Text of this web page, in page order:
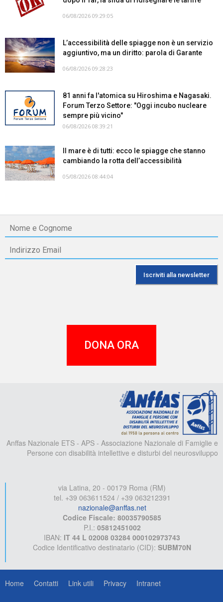
06/08/2026 09:29:05
L’accessibilità delle spiagge non è un servizio
aggiuntivo, ma un diritto: parola di Garante
06/08/2026 09:28:23
81 anni fa l'atomica su Hiroshima e Nagasaki.
Forum Terzo Settore: "Oggi incubo nucleare
sempre più vicino"
06/08/2026 08:39:21
Il mare è di tutti: ecco le spiagge che stanno
cambiando la rotta dell’accessibilità
05/08/2026 08:44:04
DONA ORA
Anffas Nazionale ETS - APS - Associazione Nazionale di Famiglie e
Persone con disabilità intellettive e disturbi del neurosviluppo
via Latina, 20 - 00179 Roma (RM)
tel. +39 063611524 / +39 063212391
nazionale@anffas.net
Codice Fiscale: 80035790585
P.I.: 05812451002
IBAN: IT 44 L 02008 03284 000102973743
Codice Identificativo destinatario (CID): SUBM70N
Home Contatti Link utili Privacy Intranet